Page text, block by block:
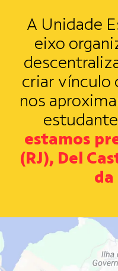
A Unidade
eixo
criar vínculo
nos
estamos
(RJ), Del
da